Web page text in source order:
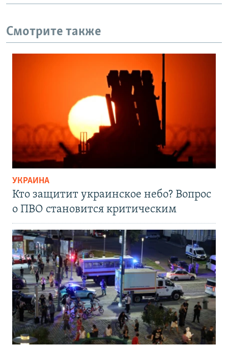
Смотрите также
УКРАИНА
Кто защитит украинское небо? Вопрос
о ПВО становится критическим